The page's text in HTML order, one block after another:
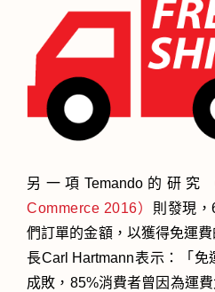
另一項Temando的研究
Commerce 2016） 則發現
們訂單的金額，以獲得免運
長Carl Hartmann表示：「
成敗，85%消費者曾因為運